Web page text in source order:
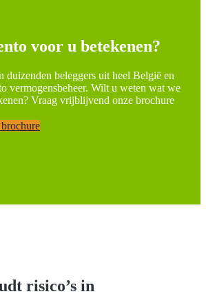
voor u betekenen?
duizenden beleggers uit heel België en
vermogensbeheer. Wilt u weten wat we
Vraag vrijblijvend onze brochure
risico’s in